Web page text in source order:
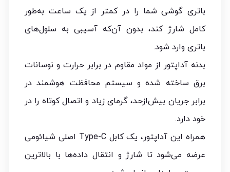
باتری گوشی شما را در کمتر از یک ساعت به‌طور
کامل شارژ کند، بدون آن‌که آسیبی به سلول‌های
باتری وارد شود.
بدنه آداپتور از مواد مقاوم در برابر حرارت و نوسانات
برق ساخته شده و سیستم محافظت هوشمند در
برابر جریان بیش‌ازحد، گرمای زیاد و اتصال کوتاه را در
خود دارد.
همراه این آداپتور، یک کابل Type-C اصلی شیائومی
عرضه می‌شود تا شارژ و انتقال داده‌ها با بالاترین